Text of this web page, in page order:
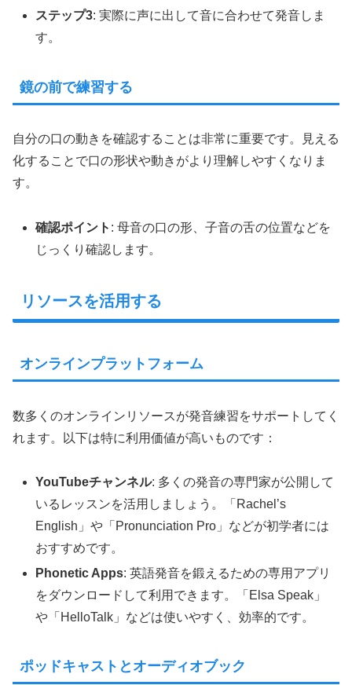
ステップ3: 実際に声に出して音に合わせて発音しま
す。
鏡の前で練習する
自分の口の動きを確認することは非常に重要です。見える
化することで口の形状や動きがより理解しやすくなりま
す。
確認ポイント : 母音の口の形、子音の舌の位置などを
じっくり確認します。
リソースを活用する
オンラインプラットフォーム
数多くのオンラインリソースが発音練習をサポートしてく
れます。以下は特に利用価値が高いものです：
YouTubeチャンネル: 多くの発音の専門家が公開して
いるレッスンを活用しましょう。「Rachel’s
English」や「Pronunciation Pro」などが初学者には
おすすめです。
Phonetic Apps: 英語発音を鍛えるための専用アプリ
をダウンロードして利用できます。「Elsa Speak」
や「HelloTalk」などは使いやすく、効率的です。
ポッドキャストとオーディオブック